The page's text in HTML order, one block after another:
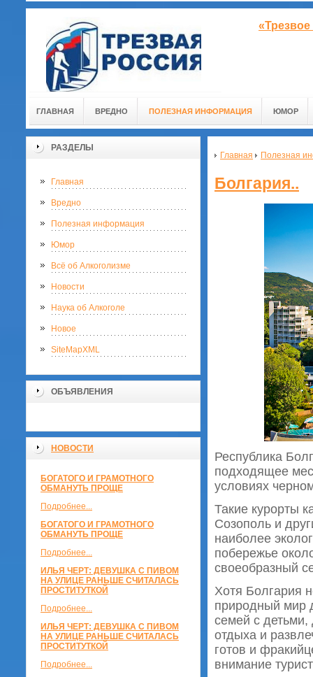
ГЛАВНАЯ ВРЕДНО ПОЛЕЗНАЯ ИНФОРМАЦИЯ ЮМОР
РАЗДЕЛЫ
Главная
Вредно
Полезная информация
Юмор
Всё об Алкоголизме
Новости
Наука об Алкоголе
Новое
SiteMapXML
ОБЪЯВЛЕНИЯ
НОВОСТИ
БОГАТОГО И ГРАМОТНОГО
ОБМАНУТЬ ПРОЩЕ
Подробнее...
БОГАТОГО И ГРАМОТНОГО
ОБМАНУТЬ ПРОЩЕ
Подробнее...
ИЛЬЯ ЧЕРТ: ДЕВУШКА С ПИВОМ
НА УЛИЦЕ РАНЬШЕ СЧИТАЛАСЬ
ПРОСТИТУТКОЙ
Подробнее...
ИЛЬЯ ЧЕРТ: ДЕВУШКА С ПИВОМ
НА УЛИЦЕ РАНЬШЕ СЧИТАЛАСЬ
ПРОСТИТУТКОЙ
Подробнее...
Главная Полезная
Болгария..
Республика
подходящее
условиях
Такие курорты
Созополь и
наиболее
побережье
своеобразный
Хотя Болгария
природный мир
семей с
отдыха и
готов и
внимание